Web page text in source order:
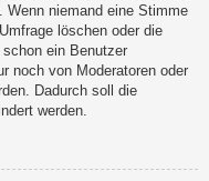
niemand eine Stimme
löschen oder die
ein Benutzer
noch von Moderatoren oder
Dadurch soll die
werden.